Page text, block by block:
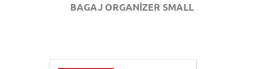
BAGAJ ORGANİZER SMALL